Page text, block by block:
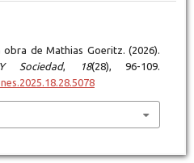
de Mathias Goeritz. (2026).
Sociedad, 18(28), 96-109.